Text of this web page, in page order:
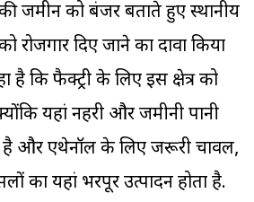
की जमीन को बंजर बताते हुए स्थानीय
रोजगार दिए जाने का दावा किया
है कि फैक्ट्री के लिए इस क्षेत्र को
यहां नहरी और जमीनी पानी
है और एथेनॉल के लिए जरूरी चावल,
का यहां भरपूर उत्पादन होता है.